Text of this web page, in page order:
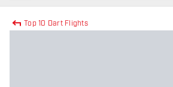
Top 10 Dart Flights